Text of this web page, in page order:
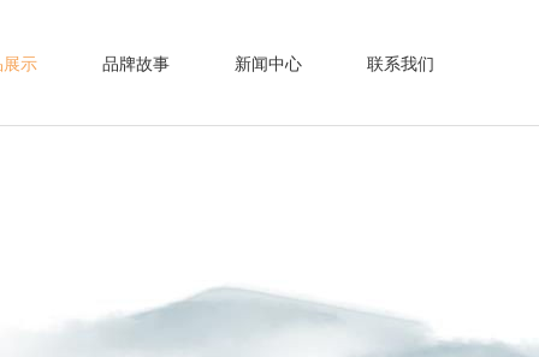
示 品牌故事 新闻中心 联系我们